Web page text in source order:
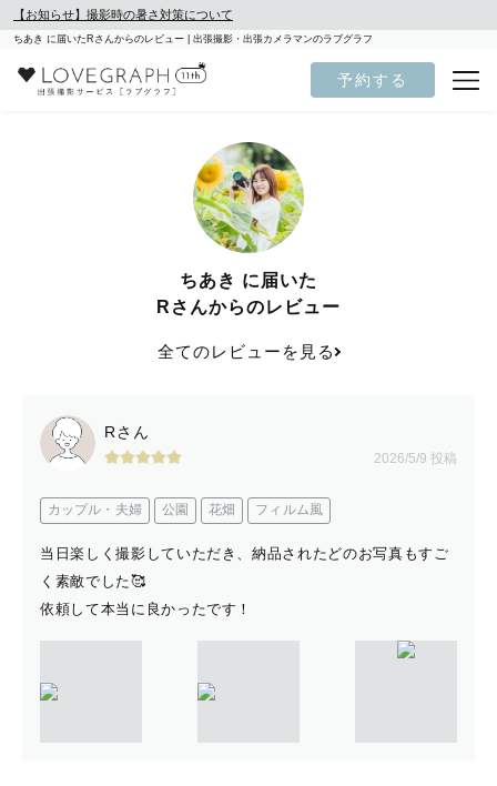
【お知らせ】撮影時の暑さ対策について
ちあき に届いたRさんからのレビュー | 出張撮影・出張カメラマンのラブグラフ
予約する
ちあき に届いた
Rさんからのレビュー
全てのレビューを見る
Rさん
2026/5/9 投稿
カップル・夫婦 公園 花畑 フィルム風
当日楽しく撮影していただき、納品されたどのお写真もすご
く素敵でした🥰
依頼して本当に良かったです！